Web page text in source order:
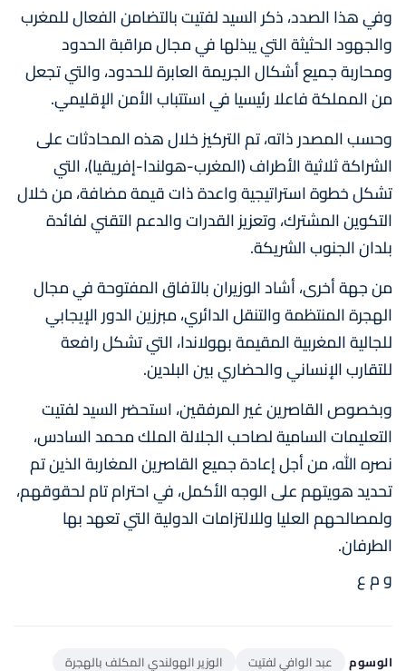
وفي هذا الصدد، ذكر السيد لفتيت بالتضامن الفعال للمغرب
والجهود الحثيثة التي يبذلها في مجال مراقبة الحدود
ومحاربة جميع أشكال الجريمة العابرة للحدود، والتي تجعل
من المملكة فاعلا رئيسيا في استتباب الأمن الإقليمي.
وحسب المصدر ذاته، تم التركيز خلال هذه المحادثات على
الشراكة ثلاثية الأطراف (المغرب-هولندا-إفريقيا)، التي
تشكل خطوة استراتيجية واعدة ذات قيمة مضافة، من خلال
التكوين المشترك، وتعزيز القدرات والدعم التقني لفائدة
بلدان الجنوب الشريكة.
من جهة أخرى، أشاد الوزيران بالآفاق المفتوحة في مجال
الهجرة المنتظمة والتنقل الدائري، مبرزين الدور الإيجابي
للجالية المغربية المقيمة بهولاندا، التي تشكل رافعة
للتقارب الإنساني والحضاري بين البلدين.
وبخصوص القاصرين غير المرفقين، استحضر السيد لفتيت
التعليمات السامية لصاحب الجلالة الملك محمد السادس،
نصره الله، من أجل إعادة جميع القاصرين المغاربة الذين تم
تحديد هويتهم على الوجه الأكمل، في احترام تام لحقوقهم،
ولمصالحهم العليا وللالتزامات الدولية التي تعهد بها
الطرفان.
و م ع
الوسوم عبد الوافي لفتيت
الوزير الهولندي المكلف بالهجرة